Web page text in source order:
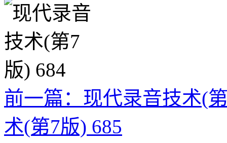
前一篇：现代录音技术(
术(第7版) 685